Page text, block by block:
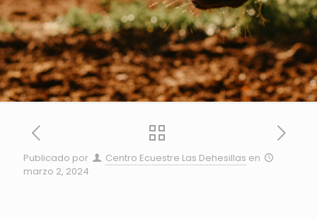
Publicado por Centro Ecuestre Las Dehesillas en
marzo 2, 2024